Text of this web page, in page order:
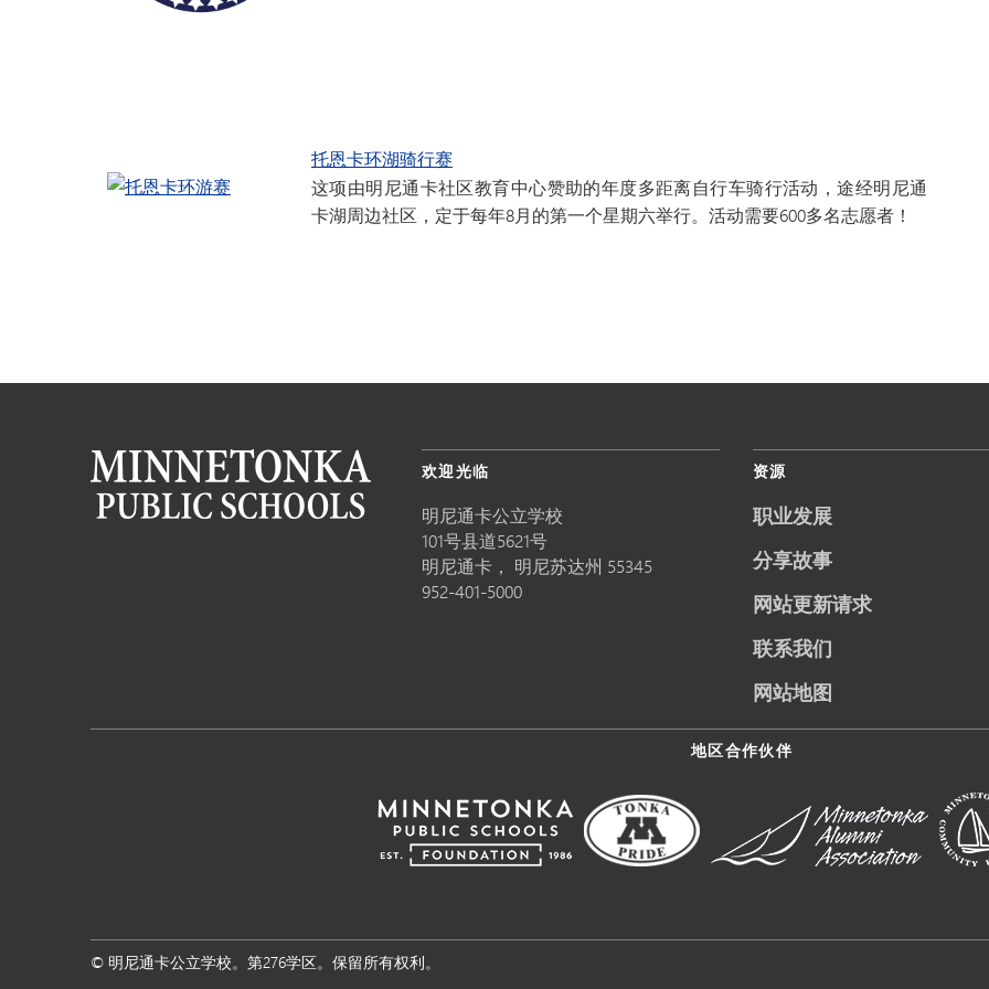
托恩卡环湖骑行赛
这项由明尼通卡社区教育中心赞助的年度多距离自行车骑行活动，途经明尼通
卡湖周边社区，定于每年8月的第一个星期六举行。活动需要600多名志愿者！
欢迎光临
明尼通卡公立学校
101号县道5621号
明尼通卡， 明尼苏达州 55345
952-401-5000
资源
职业发展
分享故事
网站更新请求
联系我们
网站地图
地区合作伙伴
© 明尼通卡公立学校。第276学区。保留所有权利。